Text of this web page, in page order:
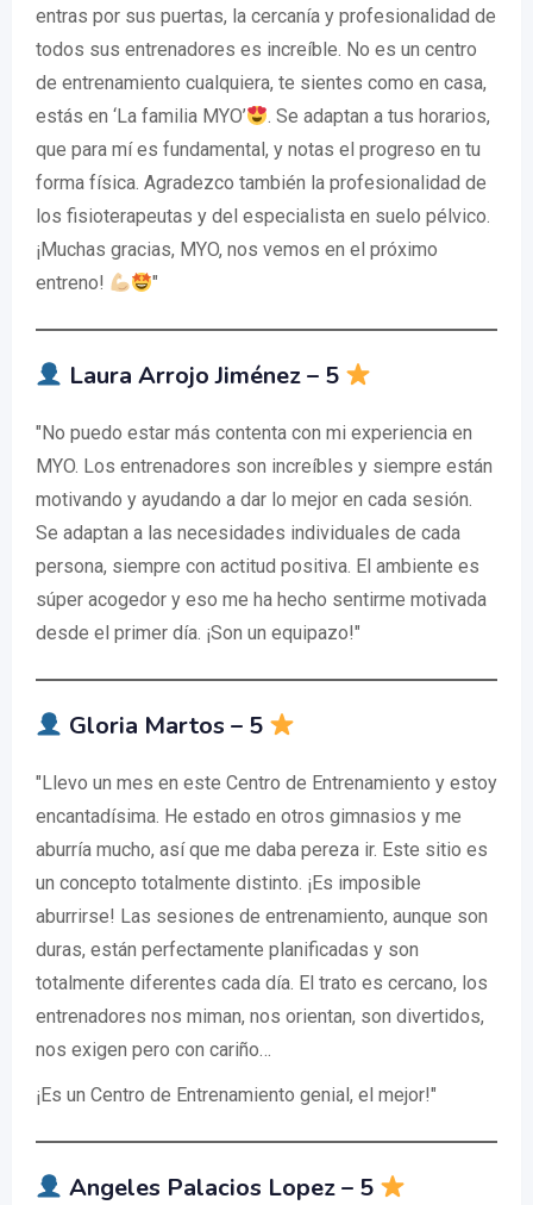
entras por sus puertas, la cercanía y profesionalidad de
todos sus entrenadores es increíble. No es un centro
de entrenamiento cualquiera, te sientes como en casa,
estás en ‘La familia MYO’
. Se adaptan a tus horarios,
que para mí es fundamental, y notas el progreso en tu
forma física. Agradezco también la profesionalidad de
los fisioterapeutas y del especialista en suelo pélvico.
¡Muchas gracias, MYO, nos vemos en el próximo
entreno!
"
Laura Arrojo Jiménez – 5
"No puedo estar más contenta con mi experiencia en
MYO. Los entrenadores son increíbles y siempre están
motivando y ayudando a dar lo mejor en cada sesión.
Se adaptan a las necesidades individuales de cada
persona, siempre con actitud positiva. El ambiente es
súper acogedor y eso me ha hecho sentirme motivada
desde el primer día. ¡Son un equipazo!"
Gloria Martos – 5
"Llevo un mes en este Centro de Entrenamiento y estoy
encantadísima. He estado en otros gimnasios y me
aburría mucho, así que me daba pereza ir. Este sitio es
un concepto totalmente distinto. ¡Es imposible
aburrirse! Las sesiones de entrenamiento, aunque son
duras, están perfectamente planificadas y son
totalmente diferentes cada día. El trato es cercano, los
entrenadores nos miman, nos orientan, son divertidos,
nos exigen pero con cariño…
¡Es un Centro de Entrenamiento genial, el mejor!"
Angeles Palacios Lopez – 5